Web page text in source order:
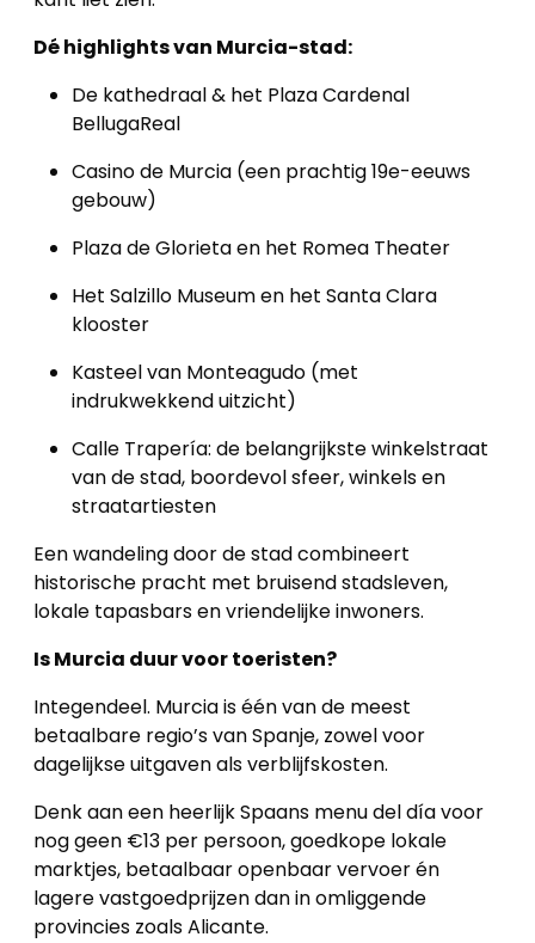
Dé highlights van Murcia-stad:
De kathedraal & het Plaza Cardenal
BellugaReal
Casino de Murcia (een prachtig 19e-eeuws
gebouw)
Plaza de Glorieta en het Romea Theater
Het Salzillo Museum en het Santa Clara
klooster
Kasteel van Monteagudo (met
indrukwekkend uitzicht)
Calle Trapería: de belangrijkste winkelstraat
van de stad, boordevol sfeer, winkels en
straatartiesten
Een wandeling door de stad combineert
historische pracht met bruisend stadsleven,
lokale tapasbars en vriendelijke inwoners.
Is Murcia duur voor toeristen?
Integendeel. Murcia is één van de meest
betaalbare regio’s van Spanje, zowel voor
dagelijkse uitgaven als verblijfskosten.
Denk aan een heerlijk Spaans menu del día voor
nog geen €13 per persoon, goedkope lokale
marktjes, betaalbaar openbaar vervoer én
lagere vastgoedprijzen dan in omliggende
provincies zoals Alicante.